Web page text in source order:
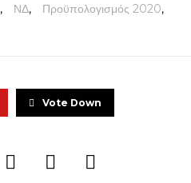
, ΝΔ, Προϋπολογισμός 2020,
Vote Down